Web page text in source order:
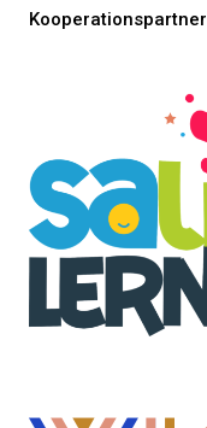
Kooperationspartner